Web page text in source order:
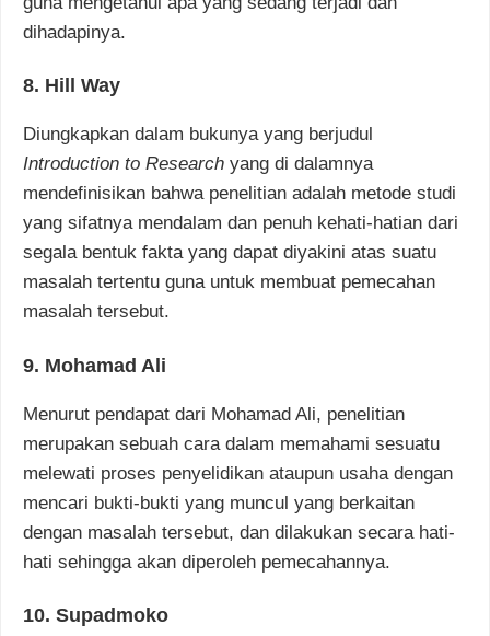
dihadapinya.
8. Hill Way
Diungkapkan dalam bukunya yang berjudul
Introduction to Research yang di dalamnya
mendefinisikan bahwa penelitian adalah metode studi
yang sifatnya mendalam dan penuh kehati-hatian dari
segala bentuk fakta yang dapat diyakini atas suatu
masalah tertentu guna untuk membuat pemecahan
masalah tersebut.
9. Mohamad Ali
Menurut pendapat dari Mohamad Ali, penelitian
merupakan sebuah cara dalam memahami sesuatu
melewati proses penyelidikan ataupun usaha dengan
mencari bukti-bukti yang muncul yang berkaitan
dengan masalah tersebut, dan dilakukan secara hati-
hati sehingga akan diperoleh pemecahannya.
10. Supadmoko